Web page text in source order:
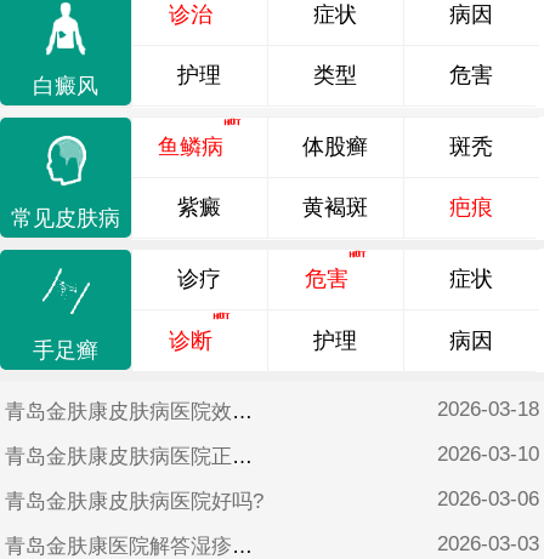
白癜风
诊治 症状 病因
护理 类型 危害
常见皮肤病
鱼鳞病 体股癣 斑秃
紫癜 黄褐斑 疤痕
手足癣
诊疗 危害 症状
诊断 护理 病因
青岛金肤康皮肤病医院效果好吗? 2026-03-18
青岛金肤康皮肤病医院正规吗? 2026-03-10
青岛金肤康皮肤病医院好吗? 2026-03-06
青岛金肤康医院解答湿疹怎样治疗? 2026-03-03